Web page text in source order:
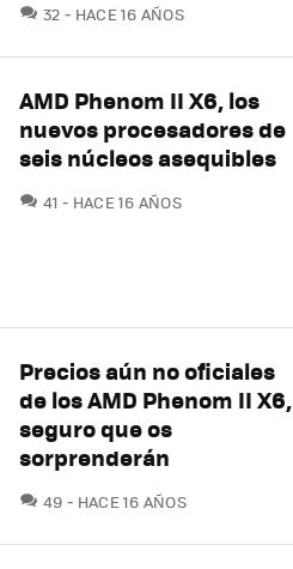
32 COMENTARIOS
HACE 16 AÑOS
AMD Phenom II X6, los
nuevos procesadores de
seis núcleos asequibles
41 COMENTARIOS
HACE 16 AÑOS
Precios aún no oficiales
de los AMD Phenom II X6,
seguro que os
sorprenderán
49 COMENTARIOS
HACE 16 AÑOS